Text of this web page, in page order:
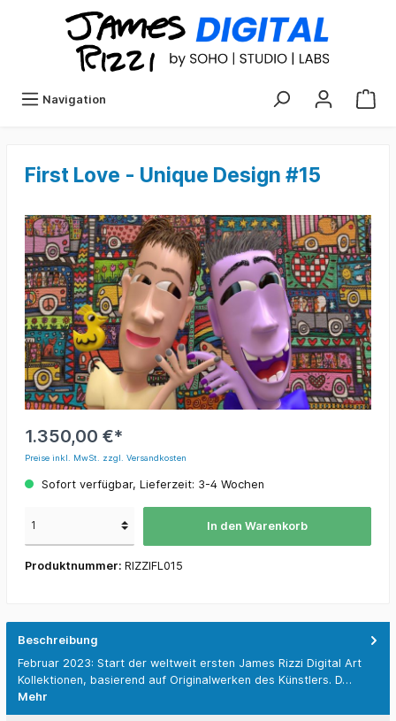
Navigation
First Love - Unique Design #15
1.350,00 €*
Preise inkl. MwSt. zzgl. Versandkosten
Sofort verfügbar, Lieferzeit: 3-4 Wochen
In den Warenkorb
Produktnummer: RIZZIFL015
Beschreibung
Februar 2023: Start der weltweit ersten James Rizzi Digital Art
Kollektionen, basierend auf Originalwerken des Künstlers. D…
Mehr